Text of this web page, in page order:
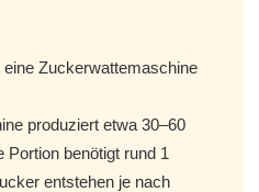
Zuckerwattemaschine
produziert etwa 30–60
Portion benötigt rund 1
entstehen je nach